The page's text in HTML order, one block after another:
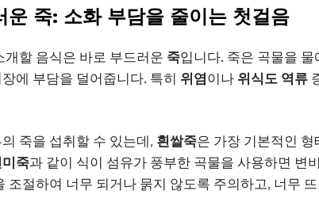
운 죽: 소화 부담을 줄이는 첫걸음
개할 음식은 바로 부드러운 죽입니다. 죽은 곡물을
에 부담을 덜어줍니다. 특히 위염이나 위식도 역류
죽을 섭취할 수 있는데, 흰쌀죽은 가장 기본적인
미죽과 같이 식이 섬유가 풍부한 곡물을 사용하면 변
조절하여 너무 되거나 묽지 않도록 주의하고, 너무